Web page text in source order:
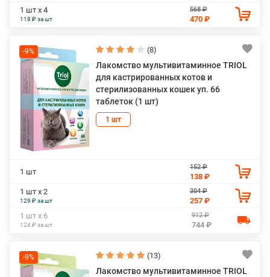
1 шт х 4
118 ₽ за шт
568 ₽
470 ₽
-9% (8)
Лакомство мультивитаминное TRIOL
для кастрированных котов и
стерилизованных кошек уп. 66
таблеток (1 шт)
1 шт
1 шт
152 ₽
138 ₽
1 шт х 2
129 ₽ за шт
304 ₽
257 ₽
1 шт х 6
124 ₽ за шт
912 ₽
744 ₽
-9% (13)
Лакомство мультивитаминное TRIOL